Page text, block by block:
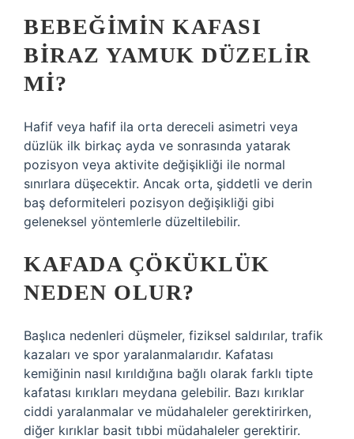
BEBEĞIMIN KAFASI
BIRAZ YAMUK DÜZELIR
MI?
Hafif veya hafif ila orta dereceli asimetri veya
düzlük ilk birkaç ayda ve sonrasında yatarak
pozisyon veya aktivite değişikliği ile normal
sınırlara düşecektir. Ancak orta, şiddetli ve derin
baş deformiteleri pozisyon değişikliği gibi
geleneksel yöntemlerle düzeltilebilir.
KAFADA ÇÖKÜKLÜK
NEDEN OLUR?
Başlıca nedenleri düşmeler, fiziksel saldırılar, trafik
kazaları ve spor yaralanmalarıdır. Kafatası
kemiğinin nasıl kırıldığına bağlı olarak farklı tipte
kafatası kırıkları meydana gelebilir. Bazı kırıklar
ciddi yaralanmalar ve müdahaleler gerektirirken,
diğer kırıklar basit tıbbi müdahaleler gerektirir.